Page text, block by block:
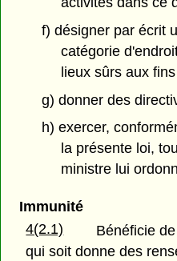
f) désigner par écrit
catégorie
lieux sûrs aux
g) donner des
h) exercer,
la présente loi,
ministre lui
Immunité
4(2.1)
Bénéficie
qui soit donne des